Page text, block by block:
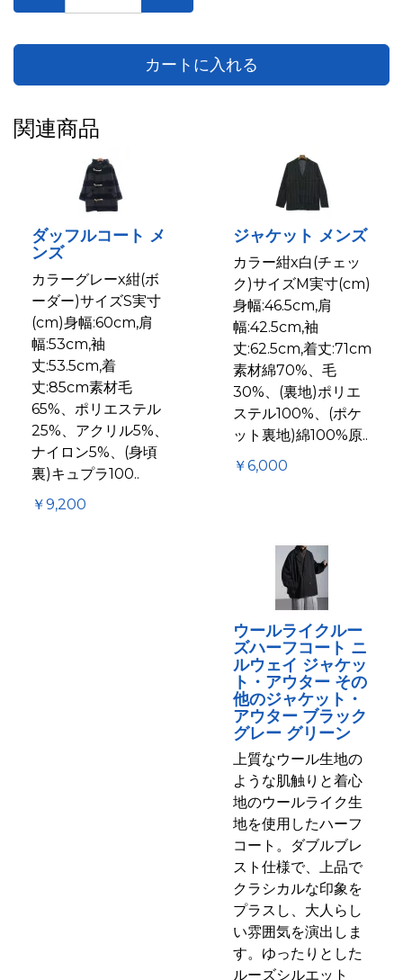
カートに入れる
関連商品
ダッフルコート メ
ンズ
カラーグレーx紺(ボ
ーダー)サイズS実寸
(cm)身幅:60cm,肩
幅:53cm,袖
丈:53.5cm,着
丈:85cm素材毛
65%、ポリエステル
25%、アクリル5%、
ナイロン5%、(身頃
裏)キュプラ100..
￥9,200
ジャケット メンズ
カラー紺x白(チェッ
ク)サイズM実寸(cm)
身幅:46.5cm,肩
幅:42.5cm,袖
丈:62.5cm,着丈:71cm
素材綿70%、毛
30%、(裏地)ポリエ
ステル100%、(ポケ
ット裏地)綿100%原..
￥6,000
ウールライクルー
ズハーフコート ニ
ルウェイ ジャケッ
ト・アウター その
他のジャケット・
アウター ブラック
グレー グリーン
上質なウール生地の
ような肌触りと着心
地のウールライク生
地を使用したハーフ
コート。ダブルブレ
スト仕様で、上品で
クラシカルな印象を
プラスし、大人らし
い雰囲気を演出しま
す。ゆったりとした
ルーズシルエット